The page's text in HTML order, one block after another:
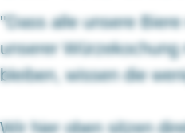
"Dass alle unsere
unserer
bleiben, wissen die
Wir hier oben sitzen